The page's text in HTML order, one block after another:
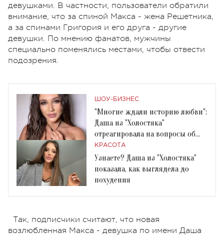
девушками. В частности, пользователи обратили
внимание, что за спиной Макса - жена Решетника,
а за спинами Григория и его друга - другие
девушки. По мнению фанатов, мужчины
специально поменялись местами, чтобы отвести
подозрения.
ШОУ-БИЗНЕС
"Многие ждали историю любви":
Даша из "Холостяка"
отреагировала на вопросы об
отношениях с Максом
КРАСОТА
Узнаете? Даша из "Холостяка"
показала, как выглядела до
похудения
Так, подписчики считают, что новая
возлюбленная Макса - девушка по имени Даша